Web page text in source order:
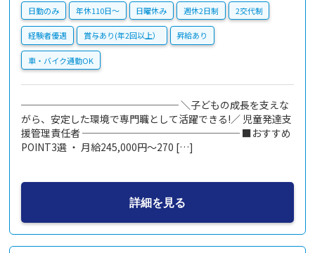
日勤のみ 年休110日〜 日曜休み 週休2日制 2交代制
経験者優遇 賞与あり(年2回以上） 昇給あり
車・バイク通勤OK
──────────────── ＼子どもの成長を支えな
がら、安定した環境で専門職として活躍できる!／ 児童発達支
援管理責任者 ──────────────── ■おすすめ
POINT3選 ・ 月給245,000円～270 […]
詳細を見る